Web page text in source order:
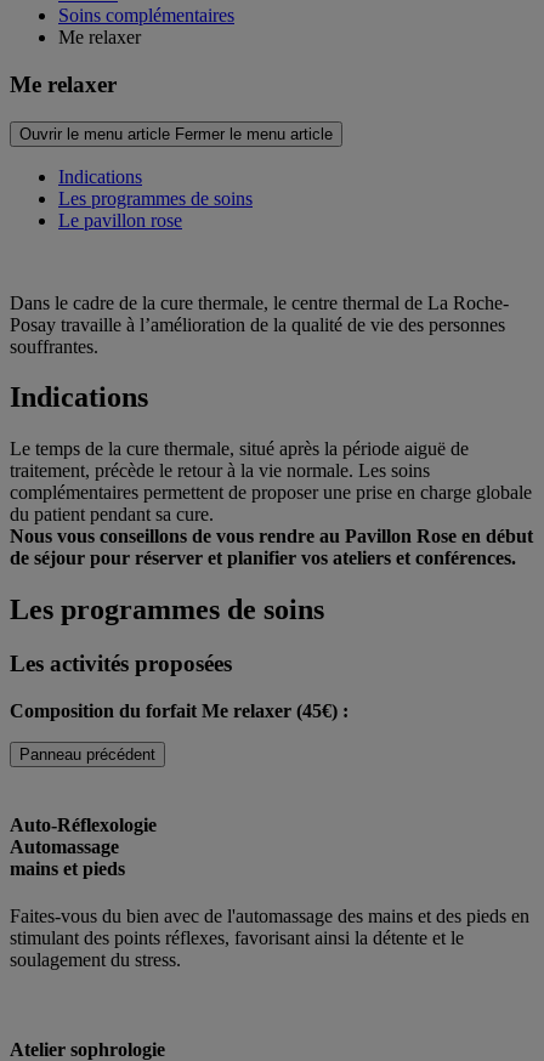
Soins complémentaires
Me relaxer
Me relaxer
Ouvrir le menu article Fermer le menu article
Indications
Les programmes de soins
Le pavillon rose
Dans le cadre de la cure thermale, le centre thermal de La Roche-
Posay travaille à l’amélioration de la qualité de vie des personnes
souffrantes.
Indications
Le temps de la cure thermale, situé après la période aiguë de
traitement, précède le retour à la vie normale. Les soins
complémentaires permettent de proposer une prise en charge globale
du patient pendant sa cure.
Nous vous conseillons de vous rendre au Pavillon Rose en début
de séjour pour réserver et planifier vos ateliers et conférences.
Les programmes de soins
Les activités proposées
Composition du forfait Me relaxer (45€) :
Panneau précédent
Auto-Réflexologie
Automassage
mains et pieds
Faites-vous du bien avec de l'automassage des mains et des pieds en
stimulant des points réflexes, favorisant ainsi la détente et le
soulagement du stress.
Atelier sophrologie